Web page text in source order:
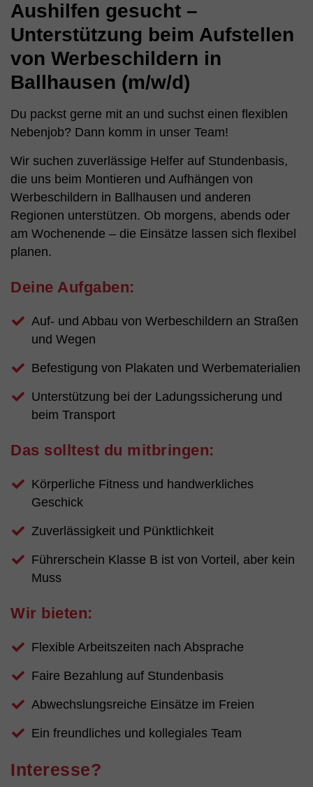
Aushilfen gesucht –
Unterstützung beim Aufstellen
von Werbeschildern in
Ballhausen (m/w/d)
Du packst gerne mit an und suchst einen flexiblen
Nebenjob? Dann komm in unser Team!
Wir suchen zuverlässige Helfer auf Stundenbasis,
die uns beim Montieren und Aufhängen von
Werbeschildern in Ballhausen und anderen
Regionen unterstützen. Ob morgens, abends oder
am Wochenende – die Einsätze lassen sich flexibel
planen.
Deine Aufgaben:
Auf- und Abbau von Werbeschildern an Straßen
und Wegen
Befestigung von Plakaten und Werbematerialien
Unterstützung bei der Ladungssicherung und
beim Transport
Das solltest du mitbringen:
Körperliche Fitness und handwerkliches
Geschick
Zuverlässigkeit und Pünktlichkeit
Führerschein Klasse B ist von Vorteil, aber kein
Muss
Wir bieten:
Flexible Arbeitszeiten nach Absprache
Faire Bezahlung auf Stundenbasis
Abwechslungsreiche Einsätze im Freien
Ein freundliches und kollegiales Team
Interesse?